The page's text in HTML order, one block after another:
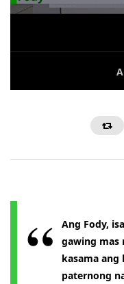
Ang Fody,
gawing mas
kasama ang
paternong